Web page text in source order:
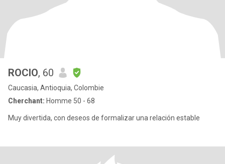
ROCIO, 60
Caucasia, Antioquia, Colombie
Cherchant: Homme 50 - 68
Muy divertida, con deseos de formalizar una relación estable